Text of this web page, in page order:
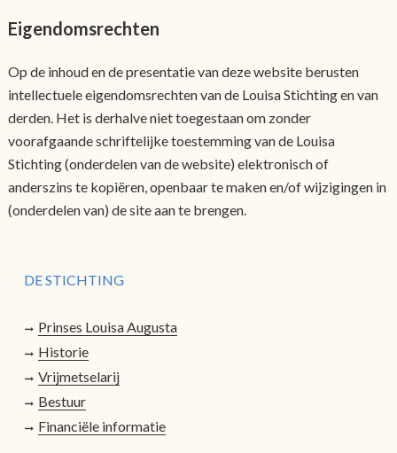
Eigendomsrechten
Op de inhoud en de presentatie van deze website berusten
intellectuele eigendomsrechten van de Louisa Stichting en van
derden. Het is derhalve niet toegestaan om zonder
voorafgaande schriftelijke toestemming van de Louisa
Stichting (onderdelen van de website) elektronisch of
anderszins te kopiëren, openbaar te maken en/of wijzigingen in
(onderdelen van) de site aan te brengen.
DE STICHTING
Prinses Louisa Augusta
Historie
Vrijmetselarij
Bestuur
Financiële informatie